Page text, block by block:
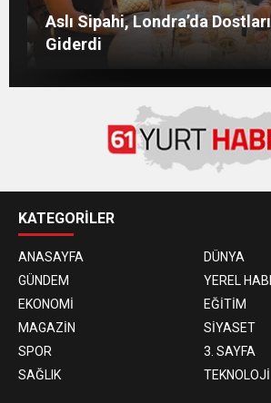
SVADBA ZİNCİRLERİ SAHİBİ SEMİH HOT
YAŞGÜNÜNÜ SANAT VE CEMİYET
DÜNYASININ ÜNLÜ İSİMLERİYLE KUTLADI!
Aslı Sipahi, Londra’da
Giderdi
M Lisa ve Dolu Kadehi Ters
KATEGORİLER
ANASAYFA
DÜNYA
GÜNDEM
YEREL
EKONOMİ
EĞİTİM
MAGAZİN
SİYASET
SPOR
3. SAYFA
SAĞLIK
TEKNOLOJİ